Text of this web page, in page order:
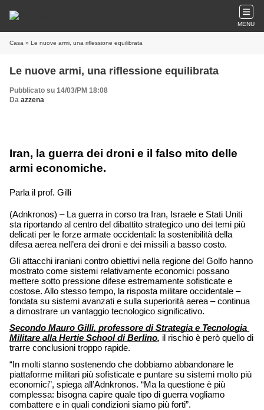
MENU
Casa » Le nuove armi, una riflessione equilibrata
Le nuove armi, una riflessione equilibrata
Pubblicato su 14/03/PM 18:08
Da azzena
Iran, la guerra dei droni e il falso mito delle
armi economiche.
Parla il prof. Gilli
(Adnkronos) – La guerra in corso tra Iran, Israele e Stati Uniti
sta riportando al centro del dibattito strategico uno dei temi più
delicati per le forze armate occidentali: la sostenibilità della
difesa aerea nell’era dei droni e dei missili a basso costo.
Gli attacchi iraniani contro obiettivi nella regione del Golfo hanno
mostrato come sistemi relativamente economici possano
mettere sotto pressione difese estremamente sofisticate e
costose. Allo stesso tempo, la risposta militare occidentale –
fondata su sistemi avanzati e sulla superiorità aerea – continua
a dimostrare un vantaggio tecnologico significativo.
Secondo Mauro Gilli, professore di Strategia e Tecnologia
Militare alla Hertie School di Berlino, il rischio è però quello di
trarre conclusioni troppo rapide.
“In molti stanno sostenendo che dobbiamo abbandonare le
piattaforme militari più sofisticate e puntare su sistemi molto più
economici”, spiega all’Adnkronos. “Ma la questione è più
complessa: bisogna capire quale tipo di guerra vogliamo
combattere e in quali condizioni siamo più forti”.